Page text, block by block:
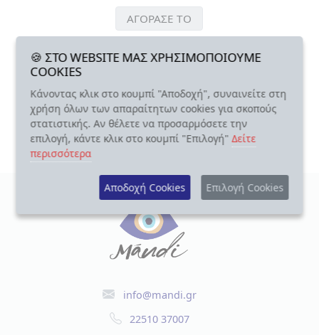
ΑΓΟΡΑΣΕ ΤΟ
Εμφάνιση 1-8 από 8 αποτελέσματα
info@mandi.gr
22510 37007
🍪 ΣΤΟ WEBSITE ΜΑΣ ΧΡΗΣΙΜΟΠΟΙΟΥΜΕ
COOKIES
Κάνοντας κλικ στο κουμπί "Αποδοχή", συναινείτε στη
χρήση όλων των απαραίτητων cookies για σκοπούς
στατιστικής. Αν θέλετε να προσαρμόσετε την
επιλογή, κάντε κλικ στο κουμπί "Επιλογή"Δείτε
περισσότερα
Αποδοχή Cookies Επιλογή Cookies